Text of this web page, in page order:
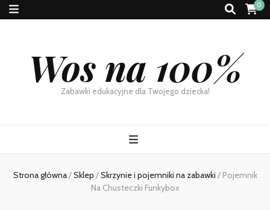
0
Wos na 100%
Zabawki edukacyjne dla Twojego dziecka!
Strona główna/Sklep /Skrzynie i pojemniki na zabawki / Pojemnik
Na Chusteczki Funkybox